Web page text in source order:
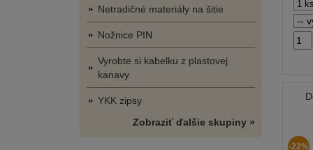
Netradičné materiály na šitie
Nožnice PIN
Vyrobte si kabelku z plastovej
kanavy
YKK zipsy
Zobraziť ďalšie skupiny »
-22%